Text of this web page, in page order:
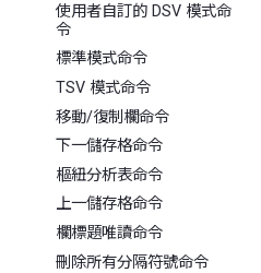
使用者自訂的 DSV 模式命
令
標準模式命令
TSV 模式命令
移動/復制欄命令
下一儲存格命令
樞紐分析表命令
上一儲存格命令
欄標題唯讀命令
刪除所有分隔符號命令